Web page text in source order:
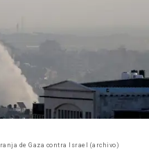
de Gaza contra Israel (archivo)